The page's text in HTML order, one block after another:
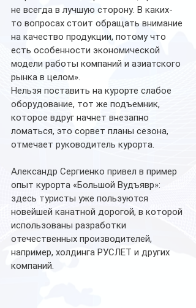
не всегда в лучшую сторону. В каких-
то вопросах стоит обращать внимание
на качество продукции, потому что
есть особенности экономической
модели работы компаний и азиатского
рынка в целом».
Нельзя поставить на курорте слабое
оборудование, тот же подъемник,
которое вдруг начнет внезапно
ломаться, это сорвет планы сезона,
отмечает руководитель курорта.
Александр Сергиенко привел в пример
опыт курорта «Большой Вудъявр»:
здесь туристы уже пользуются
новейшей канатной дорогой, в которой
использованы разработки
отечественных производителей,
например, холдинга РУСЛЕТ и других
компаний.